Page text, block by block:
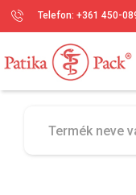
Telefon: +361 450-